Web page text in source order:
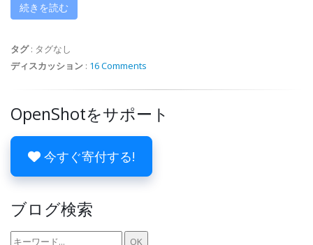
続きを読む
タグ: タグなし
ディスカッション : 16 Comments
OpenShotをサポート
今すぐ寄付する!
ブログ検索